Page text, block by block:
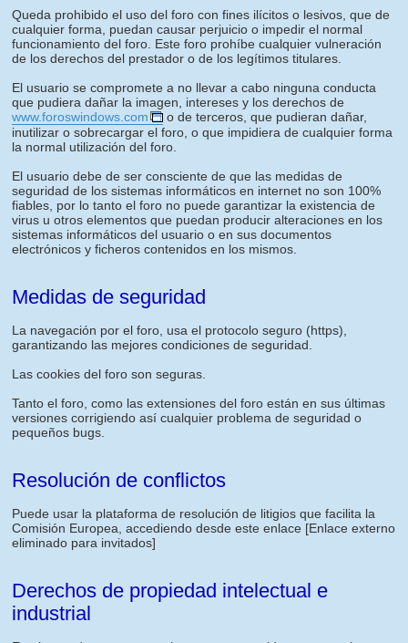
Queda prohibido el uso del foro con fines ilícitos o lesivos, que de
cualquier forma, puedan causar perjuicio o impedir el normal
funcionamiento del foro. Este foro prohíbe cualquier vulneración
de los derechos del prestador o de los legítimos titulares.
El usuario se compromete a no llevar a cabo ninguna conducta
que pudiera dañar la imagen, intereses y los derechos de
www.foroswindows.com
o de terceros, que pudieran dañar,
inutilizar o sobrecargar el foro, o que impidiera de cualquier forma
la normal utilización del foro.
El usuario debe de ser consciente de que las medidas de
seguridad de los sistemas informáticos en internet no son 100%
fiables, por lo tanto el foro no puede garantizar la existencia de
virus u otros elementos que puedan producir alteraciones en los
sistemas informáticos del usuario o en sus documentos
electrónicos y ficheros contenidos en los mismos.
Medidas de seguridad
La navegación por el foro, usa el protocolo seguro (https),
garantizando las mejores condiciones de seguridad.
Las cookies del foro son seguras.
Tanto el foro, como las extensiones del foro están en sus últimas
versiones corrigiendo así cualquier problema de seguridad o
pequeños bugs.
Resolución de conflictos
Puede usar la plataforma de resolución de litigios que facilita la
Comisión Europea, accediendo desde este enlace [Enlace externo
eliminado para invitados]
Derechos de propiedad intelectual e
industrial